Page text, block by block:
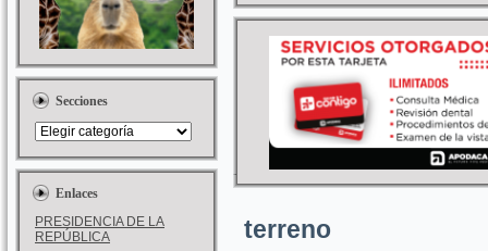
Secciones
Enlaces
PRESIDENCIA DE LA
REPÚBLICA
terreno